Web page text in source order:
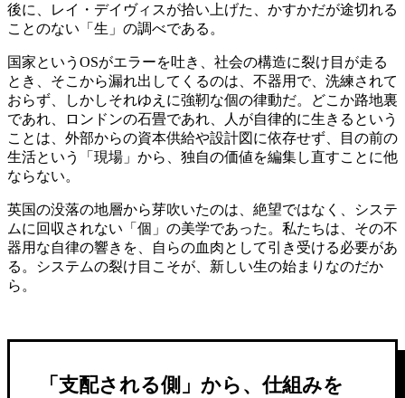
後に、レイ・デイヴィスが拾い上げた、かすかだが途切れる
ことのない「生」の調べである。
国家というOSがエラーを吐き、社会の構造に裂け目が走る
とき、そこから漏れ出してくるのは、不器用で、洗練されて
おらず、しかしそれゆえに強靭な個の律動だ。どこか路地裏
であれ、ロンドンの石畳であれ、人が自律的に生きるという
ことは、外部からの資本供給や設計図に依存せず、目の前の
生活という「現場」から、独自の価値を編集し直すことに他
ならない。
英国の没落の地層から芽吹いたのは、絶望ではなく、システ
ムに回収されない「個」の美学であった。私たちは、その不
器用な自律の響きを、自らの血肉として引き受ける必要があ
る。システムの裂け目こそが、新しい生の始まりなのだか
ら。
「支配される側」から、仕組みを